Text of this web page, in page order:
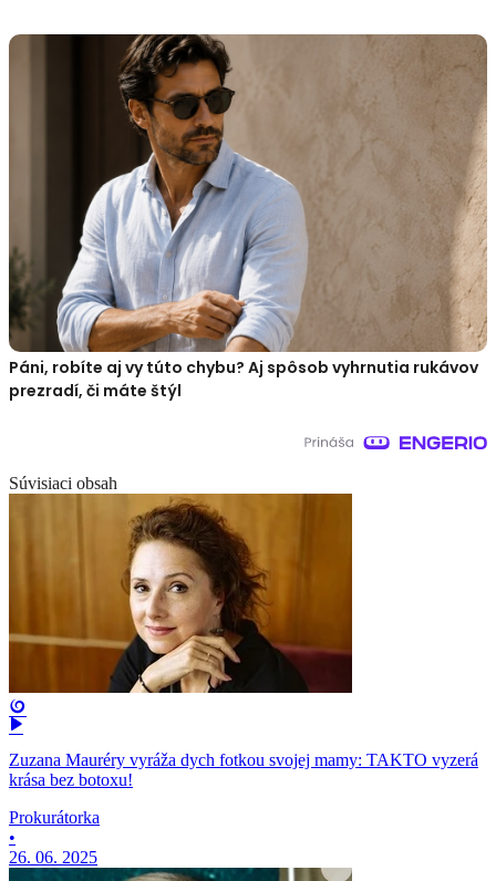
Páni, robíte aj vy túto chybu? Aj spôsob vyhrnutia rukávov
prezradí, či máte štýl
Súvisiaci obsah
Zuzana Mauréry vyráža dych fotkou svojej mamy: TAKTO vyzerá
krása bez botoxu!
Prokurátorka
•
26. 06. 2025